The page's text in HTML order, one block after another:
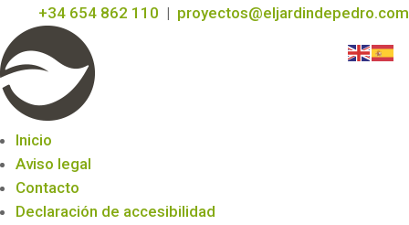
+34 654 862 110 | proyectos@eljardindepedro.com
Inicio
Aviso legal
Contacto
Declaración de accesibilidad